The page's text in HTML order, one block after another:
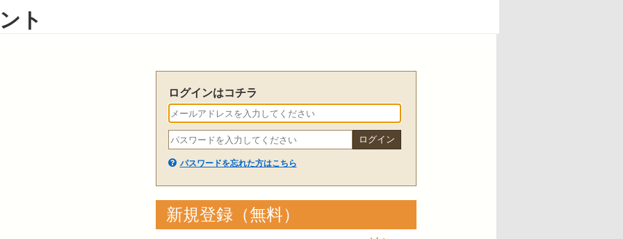
ト
ログインはコチラ
パスワードを忘れた方はこちら
新規登録（無料）